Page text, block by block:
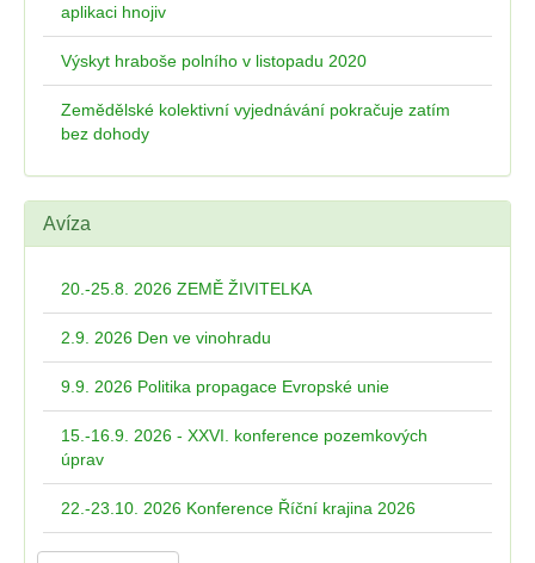
aplikaci hnojiv
Výskyt hraboše polního v listopadu 2020
Zemědělské kolektivní vyjednávání pokračuje zatím
bez dohody
Avíza
20.-25.8. 2026 ZEMĚ ŽIVITELKA
2.9. 2026 Den ve vinohradu
9.9. 2026 Politika propagace Evropské unie
15.-16.9. 2026 - XXVI. konference pozemkových
úprav
22.-23.10. 2026 Konference Říční krajina 2026